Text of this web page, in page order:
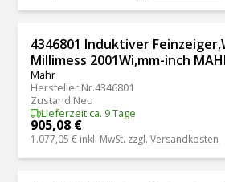
4346801 Induktiver
Millimess 2001Wi,mm-inch
Mahr
Hersteller Nr.4346801
Zustand:Neu
Lieferzeit ca. 9 Tage
905,08 €
1.077,05 € inkl. MwSt. zzgl.Versandkosten